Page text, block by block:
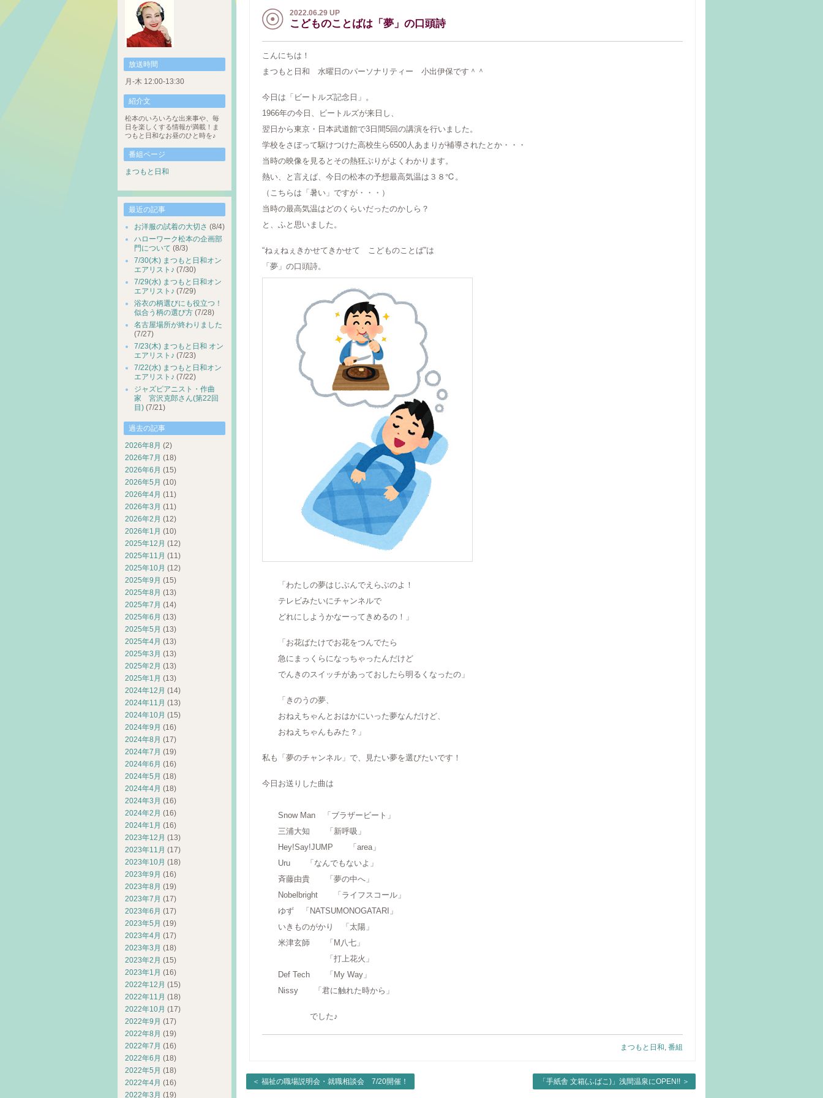
2022.06.29 UP
こどものことばは「夢」の口頭詩
こんにちは！
まつもと日和 水曜日のパーソナリティー 小出伊保です＾＾
今日は「ビートルズ記念日」。
1966年の今日、ビートルズが来日し、
翌日から東京・日本武道館で3日間5回の講演を行いました。
学校をさぼって駆けつけた高校生ら6500人あまりが補導されたとか・・・
当時の映像を見るとその熱狂ぶりがよくわかります。
熱い、と言えば、今日の松本の予想最高気温は３８℃。
（こちらは「暑い」ですが・・・）
当時の最高気温はどのくらいだったのかしら？
と、ふと思いました。
“ねぇねぇきかせてきかせて こどものことば”は
「夢」の口頭詩。
「わたしの夢はじぶんでえらぶのよ！
テレビみたいにチャンネルで
どれにしようかなーってきめるの！」
「お花ばたけでお花をつんでたら
急にまっくらになっちゃったんだけど
でんきのスイッチがあっておしたら明るくなったの」
「きのうの夢、
おねえちゃんとおはかにいった夢なんだけど、
おねえちゃんもみた？」
私も「夢のチャンネル」で、見たい夢を選びたいです！
今日お送りした曲は
Snow Man 「ブラザービート」
三浦大知 「新呼吸」
Hey!Say!JUMP 「area」
Uru 「なんでもないよ」
斉藤由貴 「夢の中へ」
Nobelbright 「ライフスコール」
ゆず 「NATSUMONOGATARI」
いきものがかり 「太陽」
米津玄師 「M八七」
「打上花火」
Def Tech 「My Way」
Nissy 「君に触れた時から」
でした♪
まつもと日和, 番組
＜ 福祉の職場説明会・就職相談会 7/20開催！ 「手紙舎 文箱(ふばこ)」浅間温泉にOPEN!! ＞
放送時間
月-木 12:00-13:30
紹介文
松本のいろいろな出来事や、毎
日を楽しくする情報が満載！ま
つもと日和なお昼のひと時を♪
番組ページ
まつもと日和
最近の記事
お洋服の試着の大切さ (8/4)
ハローワーク松本の企画部
門について (8/3)
7/30(木) まつもと日和オン
エアリスト♪ (7/30)
7/29(水) まつもと日和オン
エアリスト♪ (7/29)
浴衣の柄選びにも役立つ！
似合う柄の選び方 (7/28)
名古屋場所が終わりました
(7/27)
7/23(木) まつもと日和 オン
エアリスト♪ (7/23)
7/22(水) まつもと日和オン
エアリスト♪ (7/22)
ジャズピアニスト・作曲
家 宮沢克郎さん(第22回
目) (7/21)
過去の記事
2026年8月 (2)
2026年7月 (18)
2026年6月 (15)
2026年5月 (10)
2026年4月 (11)
2026年3月 (11)
2026年2月 (12)
2026年1月 (10)
2025年12月 (12)
2025年11月 (11)
2025年10月 (12)
2025年9月 (15)
2025年8月 (13)
2025年7月 (14)
2025年6月 (13)
2025年5月 (13)
2025年4月 (13)
2025年3月 (13)
2025年2月 (13)
2025年1月 (13)
2024年12月 (14)
2024年11月 (13)
2024年10月 (15)
2024年9月 (16)
2024年8月 (17)
2024年7月 (19)
2024年6月 (16)
2024年5月 (18)
2024年4月 (18)
2024年3月 (16)
2024年2月 (16)
2024年1月 (16)
2023年12月 (13)
2023年11月 (17)
2023年10月 (18)
2023年9月 (16)
2023年8月 (19)
2023年7月 (17)
2023年6月 (17)
2023年5月 (19)
2023年4月 (17)
2023年3月 (18)
2023年2月 (15)
2023年1月 (16)
2022年12月 (15)
2022年11月 (18)
2022年10月 (17)
2022年9月 (17)
2022年8月 (19)
2022年7月 (16)
2022年6月 (18)
2022年5月 (18)
2022年4月 (16)
2022年3月 (19)